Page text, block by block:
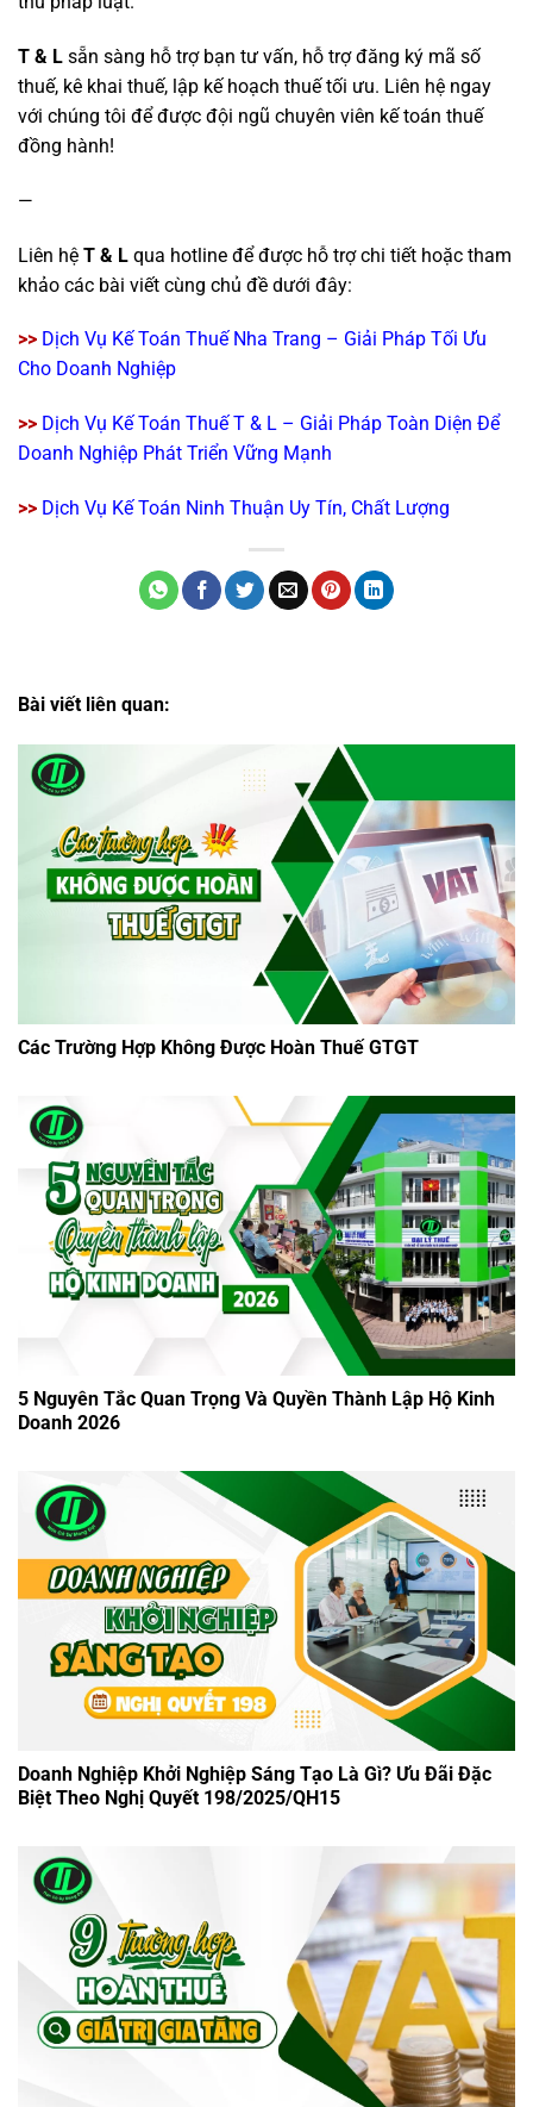
T & L sẵn sàng hỗ trợ bạn tư vấn, hỗ trợ đăng ký mã số
thuế, kê khai thuế, lập kế hoạch thuế tối ưu. Liên hệ ngay
với chúng tôi để được đội ngũ chuyên viên kế toán thuế
đồng hành!
—
Liên hệ T & L qua hotline để được hỗ trợ chi tiết hoặc tham
khảo các bài viết cùng chủ đề dưới đây:
>> Dịch Vụ Kế Toán Thuế Nha Trang – Giải Pháp Tối Ưu
Cho Doanh Nghiệp
>> Dịch Vụ Kế Toán Thuế T & L – Giải Pháp Toàn Diện Để
Doanh Nghiệp Phát Triển Vững Mạnh
>> Dịch Vụ Kế Toán Ninh Thuận Uy Tín, Chất Lượng
Bài viết liên quan:
Các Trường Hợp Không Được Hoàn Thuế GTGT
5 Nguyên Tắc Quan Trọng Và Quyền Thành Lập Hộ Kinh
Doanh 2026
Doanh Nghiệp Khởi Nghiệp Sáng Tạo Là Gì? Ưu Đãi Đặc
Biệt Theo Nghị Quyết 198/2025/QH15